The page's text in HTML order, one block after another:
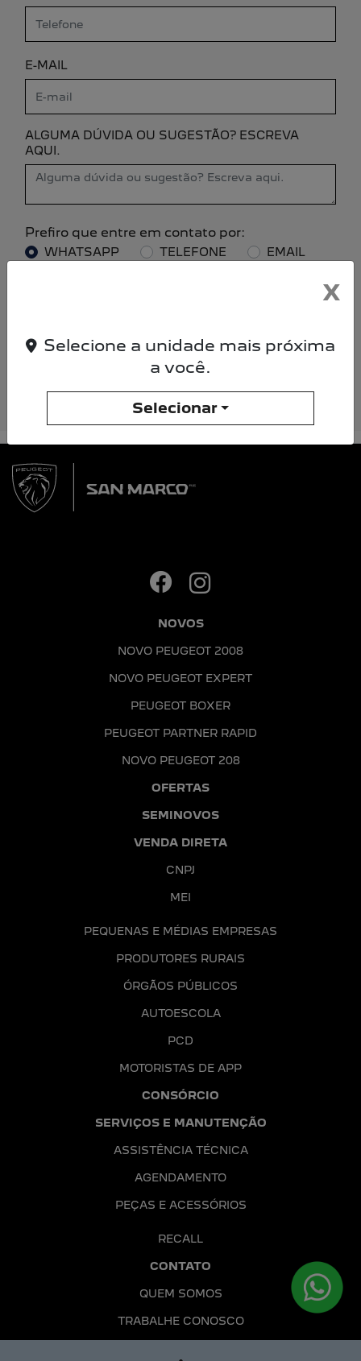
E-MAIL
ALGUMA DÚVIDA OU SUGESTÃO? ESCREVA
AQUI.
Prefiro que entre em contato por:
WHATSAPP TELEFONE EMAIL
ENTRAR EM CONTATO
NOVOS
NOVO PEUGEOT 2008
NOVO PEUGEOT EXPERT
PEUGEOT BOXER
PEUGEOT PARTNER RAPID
NOVO PEUGEOT 208
OFERTAS
SEMINOVOS
VENDA DIRETA
CNPJ
MEI
PEQUENAS E MÉDIAS EMPRESAS
PRODUTORES RURAIS
ÓRGÃOS PÚBLICOS
AUTOESCOLA
PCD
MOTORISTAS DE APP
CONSÓRCIO
SERVIÇOS E MANUTENÇÃO
ASSISTÊNCIA TÉCNICA
AGENDAMENTO
PEÇAS E ACESSÓRIOS
RECALL
CONTATO
QUEM SOMOS
TRABALHE CONOSCO
X
Selecione a unidade mais próxima
a você.
Selecionar